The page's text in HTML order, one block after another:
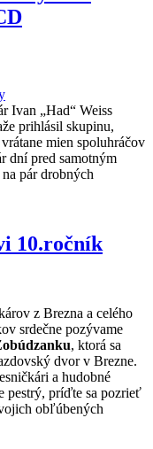
Ivan „Had“ Weiss
prihlásil skupinu,
mien spoluhráčov
dní pred samotným
pár drobných
10.ročník
z Brezna a celého
srdečne pozývame
, ktorá sa
dvor v Brezne.
a hudobné
pestrý, príďte sa pozrieť
obľúbených